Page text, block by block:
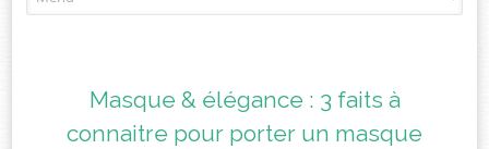
to
Masque & élégance : 3 faits à
connaitre pour porter un masque